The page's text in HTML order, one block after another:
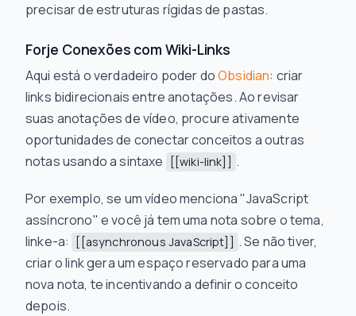
precisar de estruturas rígidas de pastas.
Forje Conexões com Wiki-Links
Aqui está o verdadeiro poder doObsidian: criar
links bidirecionais entre anotações. Ao revisar
suas anotações de vídeo, procure ativamente
oportunidades de conectar conceitos a outras
notas usando a sintaxe
[[wiki-link]] .
Por exemplo, se um vídeo menciona "JavaScript
assíncrono" e você já tem uma nota sobre o tema,
linke-a:
[[asynchronous JavaScript]]
. Se não tiver,
criar o link gera um espaço reservado para uma
nova nota, te incentivando a definir o conceito
depois.